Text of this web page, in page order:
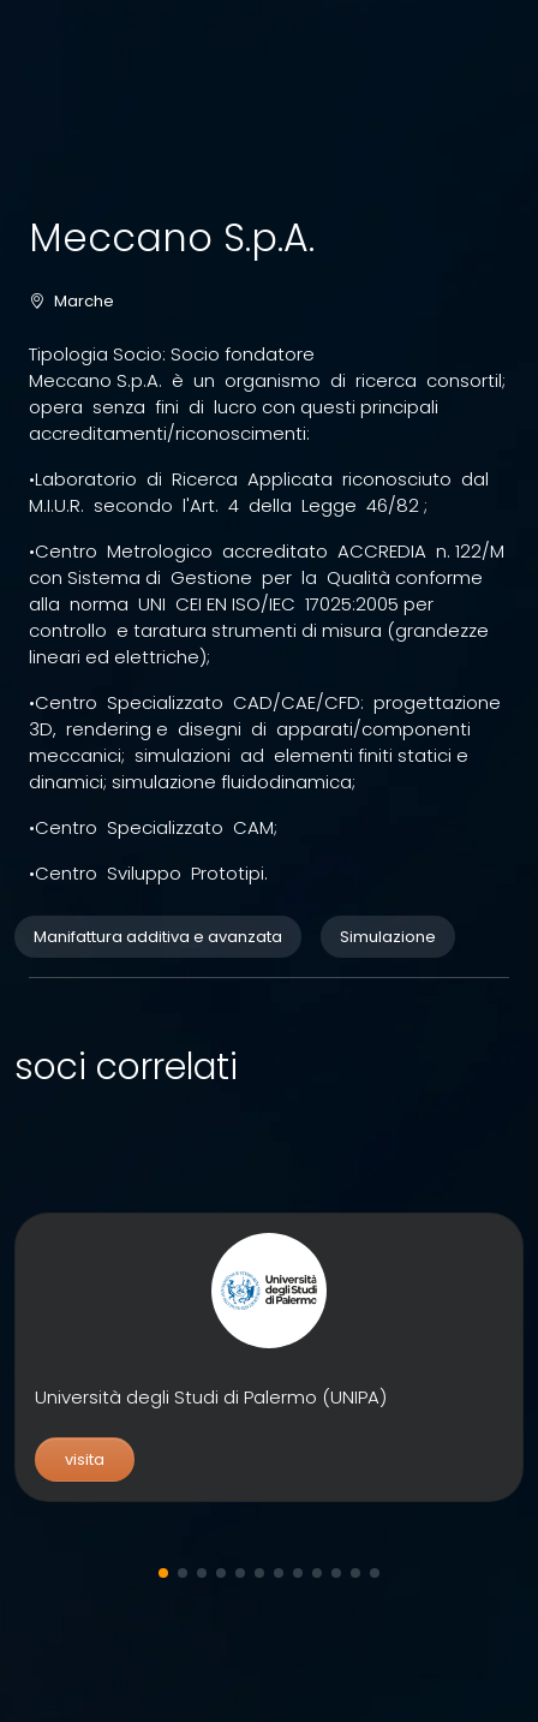
Meccano S.p.A.
Marche
Tipologia Socio: Socio fondatore
Meccano S.p.A. è un organismo di ricerca consortil;
opera senza fini di lucro con questi principali
accreditamenti/riconoscimenti:
•Laboratorio di Ricerca Applicata riconosciuto dal
M.I.U.R. secondo l'Art. 4 della Legge 46/82 ;
•Centro Metrologico accreditato ACCREDIA n. 122/M
con Sistema di Gestione per la Qualità conforme
alla norma UNI CEI EN ISO/IEC 17025:2005 per
controllo e taratura strumenti di misura (grandezze
lineari ed elettriche);
•Centro Specializzato CAD/CAE/CFD: progettazione
3D, rendering e disegni di apparati/componenti
meccanici; simulazioni ad elementi finiti statici e
dinamici; simulazione fluidodinamica;
•Centro Specializzato CAM;
•Centro Sviluppo Prototipi.
Manifattura additiva e avanzata Simulazione
soci correlati
Università degli Studi di Palermo (UNIPA)
visita